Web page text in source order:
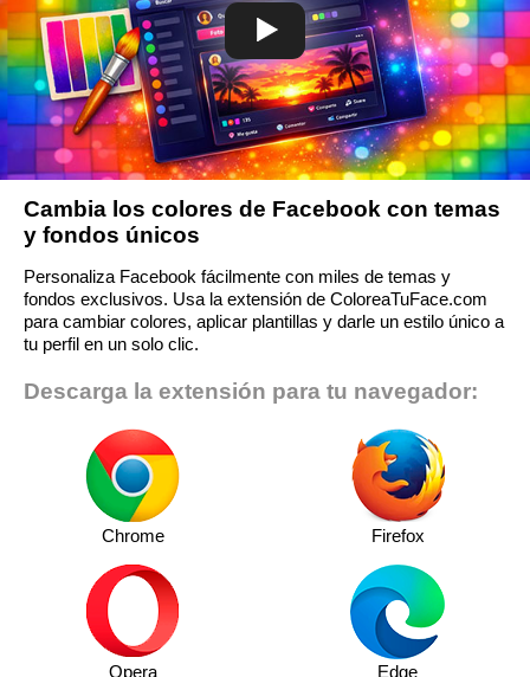
Cambia los colores de Facebook con temas
y fondos únicos
Personaliza Facebook fácilmente con miles de temas y
fondos exclusivos. Usa la extensión de ColoreaTuFace.com
para cambiar colores, aplicar plantillas y darle un estilo único a
tu perfil en un solo clic.
Descarga la extensión para tu navegador:
Chrome Firefox
Opera Edge